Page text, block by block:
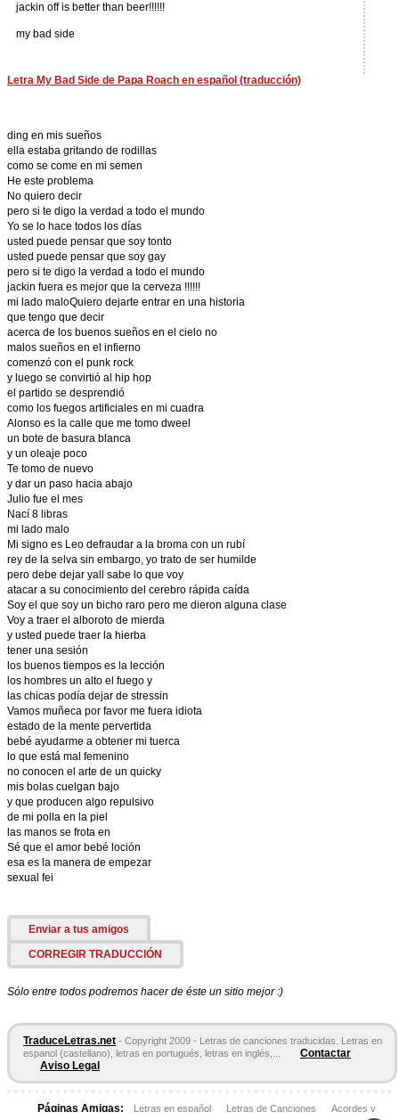
jackin off is better than beer!!!!!!
my bad side
Letra My Bad Side de Papa Roach en español (traducción)
ding en mis sueños
ella estaba gritando de rodillas
como se come en mi semen
He este problema
No quiero decir
pero si te digo la verdad a todo el mundo
Yo se lo hace todos los días
usted puede pensar que soy tonto
usted puede pensar que soy gay
pero si te digo la verdad a todo el mundo
jackin fuera es mejor que la cerveza !!!!!!
mi lado maloQuiero dejarte entrar en una historia
que tengo que decir
acerca de los buenos sueños en el cielo no
malos sueños en el infierno
comenzó con el punk rock
y luego se convirtió al hip hop
el partido se desprendió
como los fuegos artificiales en mi cuadra
Alonso es la calle que me tomo dweel
un bote de basura blanca
y un oleaje poco
Te tomo de nuevo
y dar un paso hacia abajo
Julio fue el mes
Nací 8 libras
mi lado malo
Mi signo es Leo defraudar a la broma con un rubí
rey de la selva sin embargo, yo trato de ser humilde
pero debe dejar yall sabe lo que voy
atacar a su conocimiento del cerebro rápida caída
Soy el que soy un bicho raro pero me dieron alguna clase
Voy a traer el alboroto de mierda
y usted puede traer la hierba
tener una sesión
los buenos tiempos es la lección
los hombres un alto el fuego y
las chicas podía dejar de stressin
Vamos muñeca por favor me fuera idiota
estado de la mente pervertida
bebé ayudarme a obtener mi tuerca
lo que está mal femenino
no conocen el arte de un quicky
mis bolas cuelgan bajo
y que producen algo repulsivo
de mi polla en la piel
las manos se frota en
Sé que el amor bebé loción
esa es la manera de empezar
sexual fei
Enviar a tus amigos
CORREGIR TRADUCCIÓN
Sólo entre todos podremos hacer de éste un sitio mejor :)
TraduceLetras.net - Copyright 2009 - Letras de canciones traducidas. Letras en
espanol (castellano), letras en portugués, letras en inglés,...
Contactar
Aviso Legal
Páginas Amigas: Letras en español Letras de Canciones
Acordes y